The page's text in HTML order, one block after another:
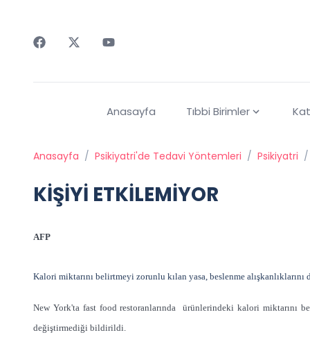
Anasayfa Tıbbi Birimler
Anasayfa / Psikiyatri'de Tedavi Yöntemleri / Psikiyatri /
KİŞİYİ ETKİLEMİYOR
AFP
Kalori miktarını belirtmeyi zorunlu kılan yasa, beslenme alışkanlıklarını
New York'ta fast food restoranlarında ürünlerindeki kalori miktarını
değiştirmediği bildirildi.